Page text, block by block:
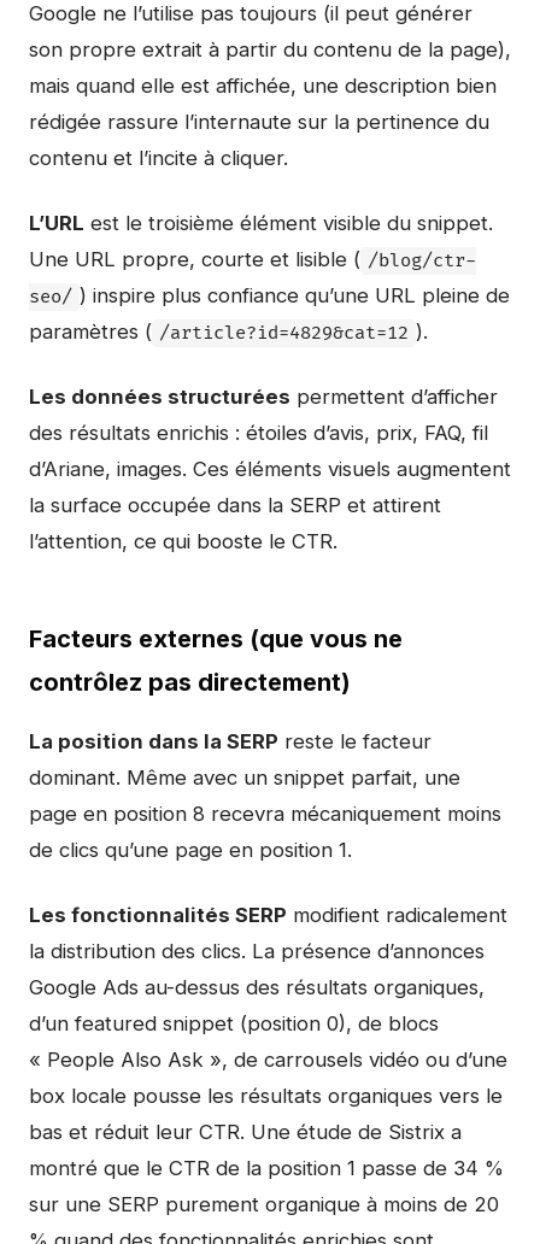
Google ne l’utilise pas toujours (il peut générer
son propre extrait à partir du contenu de la page),
mais quand elle est affichée, une description bien
rédigée rassure l’internaute sur la pertinence du
contenu et l’incite à cliquer.
L’URL est le troisième élément visible du snippet.
Une URL propre, courte et lisible ( /blog/ctr-
seo/ ) inspire plus confiance qu’une URL pleine de
paramètres ( /article?id=4829&cat=12 ).
Les données structurées permettent d’afficher
des résultats enrichis : étoiles d’avis, prix, FAQ, fil
d’Ariane, images. Ces éléments visuels augmentent
la surface occupée dans la SERP et attirent
l’attention, ce qui booste le CTR.
Facteurs externes (que vous ne
contrôlez pas directement)
La position dans la SERP reste le facteur
dominant. Même avec un snippet parfait, une
page en position 8 recevra mécaniquement moins
de clics qu’une page en position 1.
Les fonctionnalités SERP modifient radicalement
la distribution des clics. La présence d’annonces
Google Ads au-dessus des résultats organiques,
d’un featured snippet (position 0), de blocs
« People Also Ask », de carrousels vidéo ou d’une
box locale pousse les résultats organiques vers le
bas et réduit leur CTR. Une étude de Sistrix a
montré que le CTR de la position 1 passe de 34 %
sur une SERP purement organique à moins de 20